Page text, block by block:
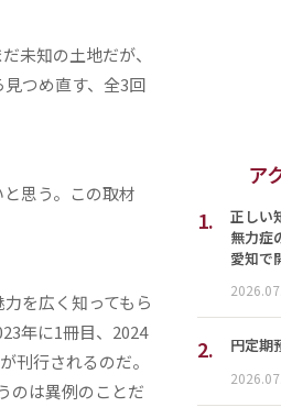
未知の土地だが、
つめ直す、全3回
思う。この取材
を広く知ってもら
年に1冊目、2024
刊行されるのだ。
のは異例のことだ
ア
1.
正しい
無力症
愛知で
2. 円定期